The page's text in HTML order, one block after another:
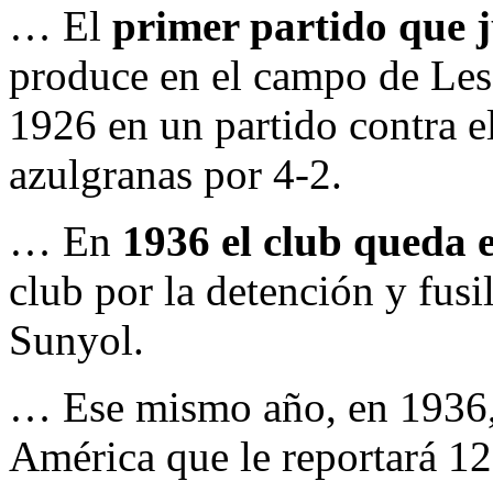
… El primer partido que
produce en el campo de
1926 en un partido contra
azulgranas por 4-2.
… En 1936 el club queda
club por la detención y
Sunyol.
… Ese mismo año, en
América que le reportará